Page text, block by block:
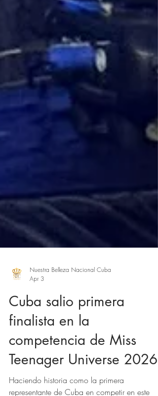
Nuestra Belleza Nacional Cuba
Apr 3
Cuba salio primera
finalista en la
competencia de Miss
Teenager Universe 2026